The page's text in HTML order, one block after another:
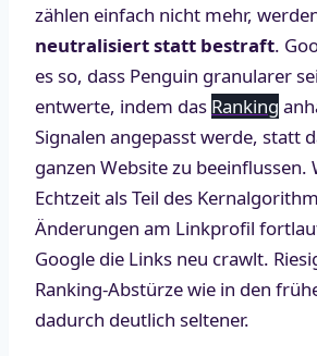
zählen einfach nicht mehr,
neutralisiert statt bestraft.
es so, dass Penguin granularer
entwerte, indem das Ranking
Signalen angepasst werde, statt
ganzen Website zu beeinflussen.
Echtzeit als Teil des
Änderungen am Linkprofil
Google die Links neu crawlt.
Ranking-Abstürze wie in den
dadurch deutlich seltener.